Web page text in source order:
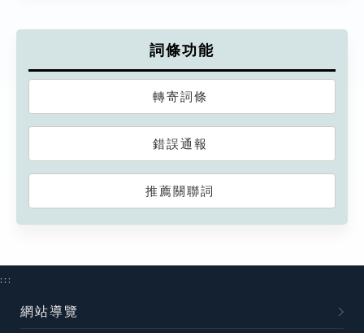
詞條功能
轉寄詞條
錯誤通報
推薦關聯詞
:::
網站導覽